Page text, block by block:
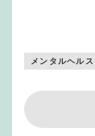
メンタルヘルス